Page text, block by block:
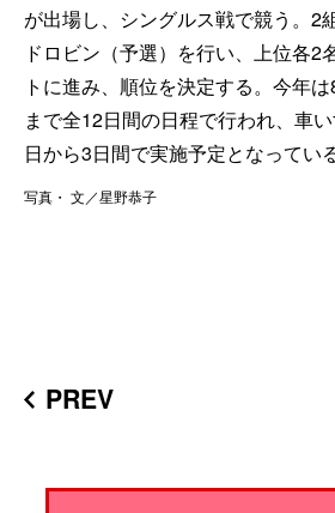
が出場し、シングルス戦で競う。2
ドロビン（予選）を行い、上位各2
トに進み、順位を決定する。今年
まで全12日間の日程で行われ、車
日から3日間で実施予定となっている
写真・ 文／星野恭子
PREV